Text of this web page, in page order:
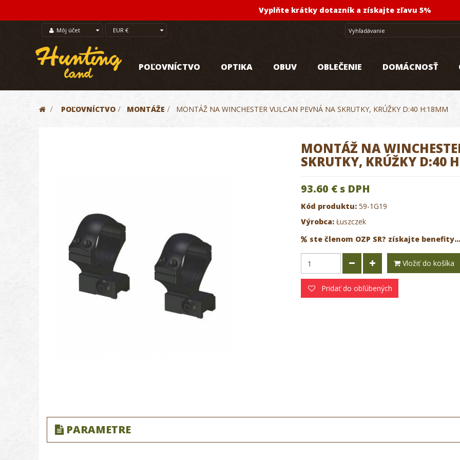
Vyplňte krátky dotazník a získajte zľavu 5%
Môj účet EUR €
POĽOVNÍCTVO OPTIKA OBUV OBLEČENIE DOMÁCNOSŤ
> POĽOVNÍCTVO > MONTÁŽE > MONTÁŽ NA WINCHESTER VULCAN PEVNÁ NA SKRUTKY, KRÚŽKY D:40 H:18MM
MONTÁŽ NA
SKRUTKY, KRÚŽKY D:40
93.60 €s DPH
Kód produktu: 59-1G19
Výrobca: Łuszczek
ste členom OZP SR? získajte benefity...
Vložiť do košíka
Pridať do obľúbených
PARAMETRE